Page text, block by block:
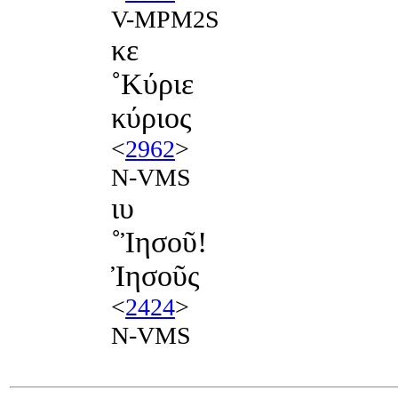
V-MPM2S
κε
˚Κύριε
κύριος
<2962>
N-VMS
ιυ
˚Ἰησοῦ!
Ἰησοῦς
<2424>
N-VMS